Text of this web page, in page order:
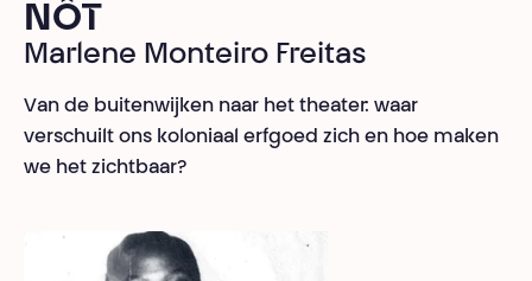
NÔT
Marlene Monteiro Freitas
Van de buitenwijken naar het theater: waar
verschuilt ons koloniaal erfgoed zich en hoe maken
we het zichtbaar?